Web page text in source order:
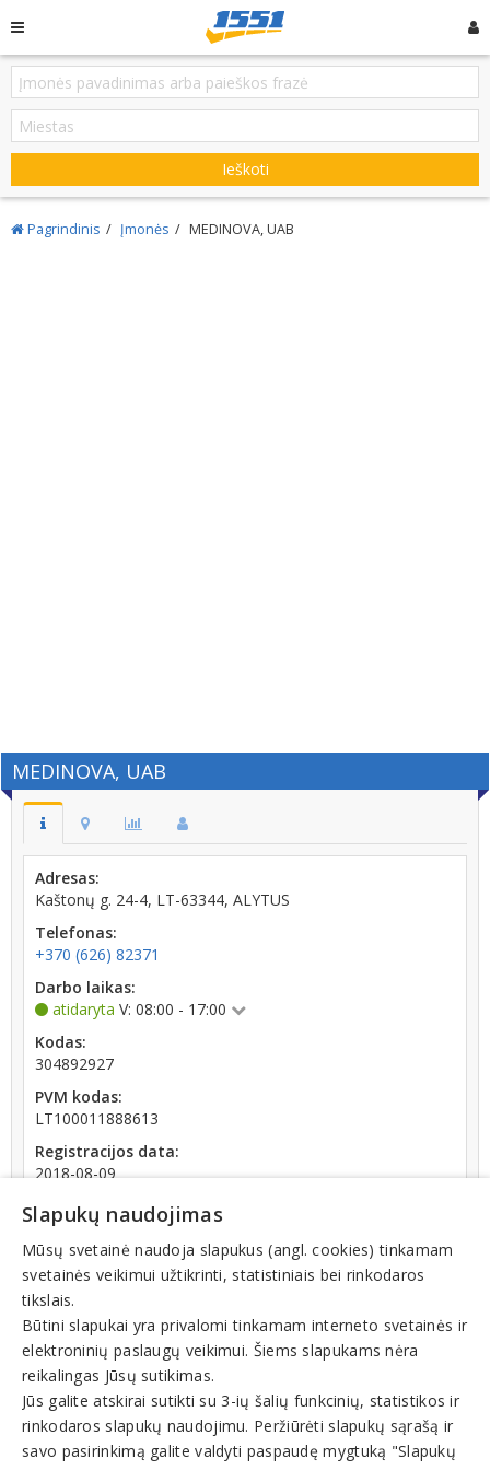
Ieškoti
Pagrindinis Įmonės MEDINOVA, UAB
MEDINOVA, UAB
Adresas:
Kaštonų g. 24-4, LT-63344, ALYTUS
Telefonas:
+370 (626) 82371
Darbo laikas:
atidaryta V: 08:00 - 17:00
Kodas:
304892927
PVM kodas:
LT100011888613
Registracijos data:
2018-08-09
Darbuotojų skaičius:
iki 10 darbuotojų
Apyvarta:
123 016 €, pelnas po mokesčių -1,4 % (2025 m.)
Veiklos sritys
Farmacijos pramonė, medikamentai, vaistinės
Slapukų naudojimas
Mūsų svetainė naudoja slapukus (angl. cookies) tinkamam
svetainės veikimui užtikrinti, statistiniais bei rinkodaros
tikslais.
Būtini slapukai yra privalomi tinkamam interneto svetainės ir
elektroninių paslaugų veikimui. Šiems slapukams nėra
reikalingas Jūsų sutikimas.
Jūs galite atskirai sutikti su 3-ių šalių funkcinių, statistikos ir
rinkodaros slapukų naudojimu. Peržiūrėti slapukų sąrašą ir
savo pasirinkimą galite valdyti paspaudę mygtuką "Slapukų